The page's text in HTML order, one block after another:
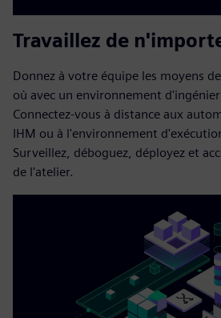
Travaillez de
Donnez à votre équipe les moyens
où avec un environnement
Connectez-vous à distance aux
IHM ou à l'environnement
Surveillez, déboguez, déployez et
de l'atelier.